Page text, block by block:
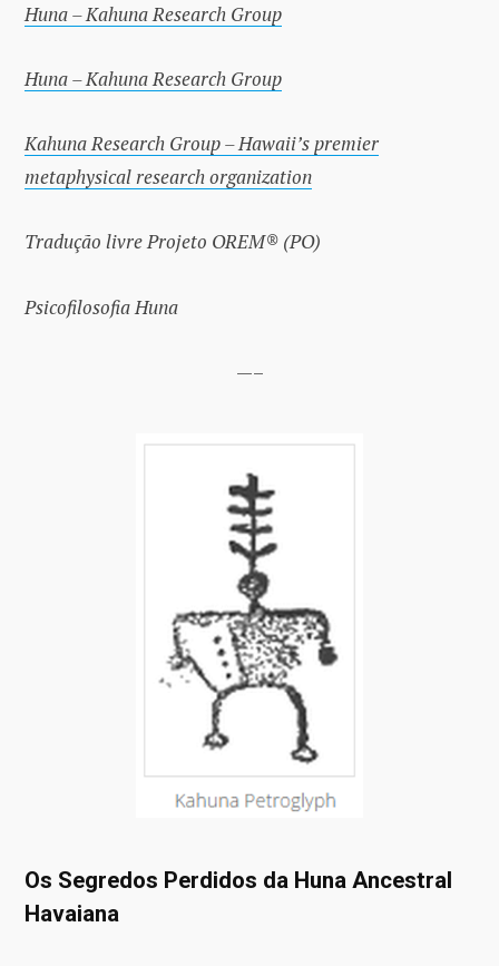
Huna – Kahuna Research Group
Huna – Kahuna Research Group
Kahuna Research Group – Hawaii’s premier
metaphysical research organization
Tradução livre Projeto OREM® (PO)
Psicofilosofia Huna
—–
Os Segredos Perdidos da Huna Ancestral
Havaiana